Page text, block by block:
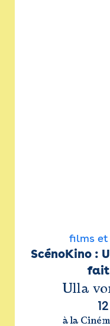
films et
ScénoKino :
fait
Ulla
12
à la